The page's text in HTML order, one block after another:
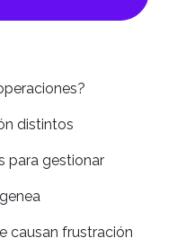
distintos
para gestionar
causan frustración